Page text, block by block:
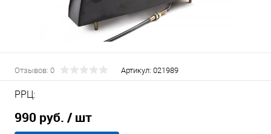
Отзывов: 0 Артикул: 021989
РРЦ:
990 руб. / шт